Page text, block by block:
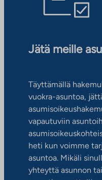
Jätä meille
Täyttämällä
vuokra-asuntoa,
vapautuviin
heti kun voimme
asuntoa. Mikäli
yhteyttä asunnon